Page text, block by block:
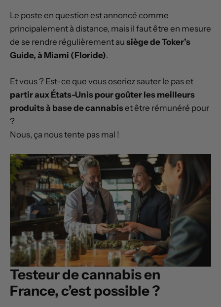
Le poste en question est annoncé comme
principalement à distance, mais il faut être en mesure
de se rendre régulièrement au siège de Toker’s
Guide, à Miami (Floride).
Et vous ? Est-ce que vous oseriez sauter le pas et
partir aux États-Unis pour goûter les meilleurs
produits à base de cannabiset être rémunéré pour
?
Nous, ça nous tente pas mal !
Testeur de cannabis en
France, c’est possible ?